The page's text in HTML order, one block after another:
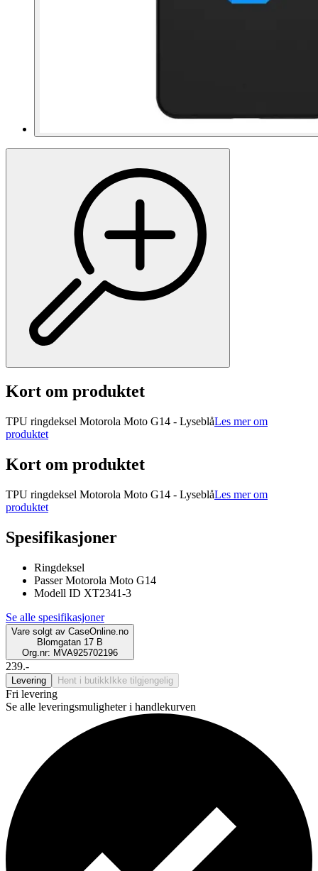
Kort om produktet
TPU ringdeksel Motorola Moto G14 - LyseblåLes mer om
produktet
Kort om produktet
TPU ringdeksel Motorola Moto G14 - LyseblåLes mer om
produktet
Spesifikasjoner
Ringdeksel
Passer Motorola Moto G14
Modell ID XT2341-3
Se alle spesifikasjoner
Vare solgt av CaseOnline.no
Blomgatan 17 B
Org.nr: MVA925702196
239.-
Levering Hent i butikk Ikke tilgjengelig
Fri levering
Se alle leveringsmuligheter i handlekurven